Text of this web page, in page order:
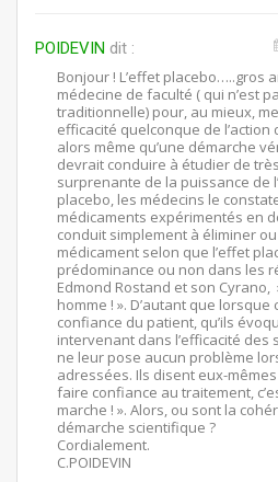
POIDEVIN dit :
Bonjour ! L’effet placebo…..gros
médecine de faculté ( qui n’est
traditionnelle) pour, au mieux,
efficacité quelconque de l’action
alors même qu’une démarche
devrait conduire à étudier de
surprenante de la puissance de
placebo, les médecins le
médicaments expérimentés en
conduit simplement à éliminer
médicament selon que l’effet
prédominance ou non dans les
Edmond Rostand et son Cyrano,
homme ! ». D’autant que
confiance du patient, qu’ils
intervenant dans l’efficacité des
ne leur pose aucun problème
adressées. Ils disent eux-
faire confiance au traitement,
marche ! ». Alors, ou sont la
démarche scientifique ?
Cordialement.
C.POIDEVIN